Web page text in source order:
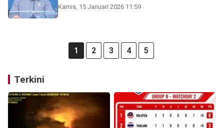
Kamis, 15 Januari 2026 11:59
1 2 3 4 5
Terkini